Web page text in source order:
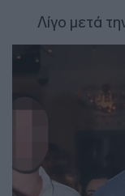
Λίγο μετά